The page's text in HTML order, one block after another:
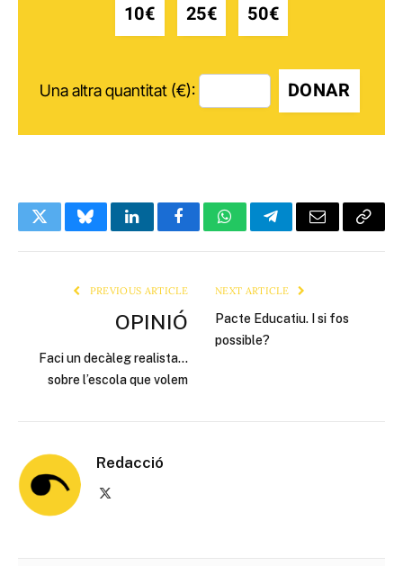
10€ 25€ 50€
Una altra quantitat (€): DONAR
TwitterBlueskyLinkedInFacebookWhatsAppTelegramEmail Copy
PREVIOUS ARTICLE
OPINIÓ
Faci un decàleg realista…
sobre l’escola que volem
NEXT ARTICLE
Pacte Educatiu. I si fos
possible?
Redacció